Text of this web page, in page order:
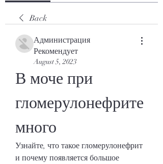
Back
Администрация
Рекомендует
August 5, 2023
В моче при
гломерулонефрите
много
Узнайте, что такое гломерулонефрит
и почему появляется большое